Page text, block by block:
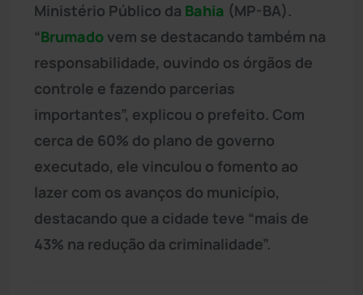
Ministério Público da Bahia (MP-BA).
“Brumado vem se destacando também na
responsabilidade, ouvindo os órgãos de
controle e fazendo parcerias
importantes”, explicou o prefeito. Com
cerca de 60% do plano de governo
executado, ele vinculou o fomento ao
lazer com os avanços do município,
destacando que a cidade teve “mais de
43% na redução da criminalidade”.